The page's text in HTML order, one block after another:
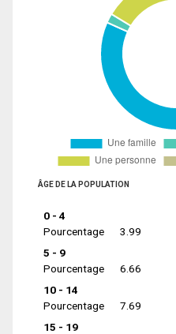
ÂGE DE LA POPULATION
0 - 4
Pourcentage
3.99
5 - 9
Pourcentage
6.66
10 - 14
Pourcentage
7.69
15 - 19